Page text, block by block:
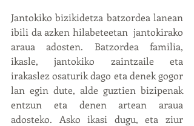
Jantokiko bizikidetza batzordea lanean
ibili da azken hilabeteetan  jantokirako
araua adosten. Batzordea familia,
ikasle, jantokiko zaintzaile eta
irakaslez osaturik dago eta denek gogor
lan egin dute, alde guztien bizipenak
entzun eta denen artean araua
adosteko. Asko ikasi dugu, eta ziur